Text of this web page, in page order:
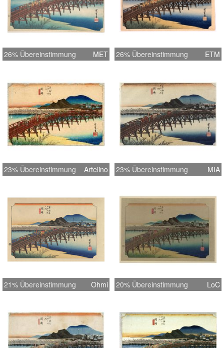
26% Übereinstimmung MET 26% Übereinstimmung ETM
23% Übereinstimmung Artelino 23% Übereinstimmung MIA
21% Übereinstimmung Ohmi 20% Übereinstimmung LoC